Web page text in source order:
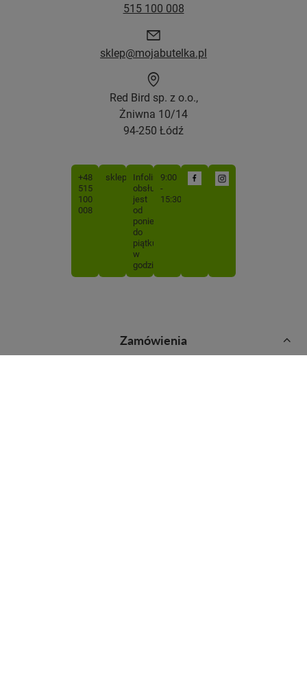
Zamówienia
515 100 008
sklep@mojabutelka.pl
Red Bird sp. z o.o.,
Żniwna 10/14
94-250 Łódź
+48
515
100
008
sklep@mojabutelka.pl
Infolinia
obsługiwana
jest
od
poniedziałku
do
piątku
w
godzinach
9:00
-
15:30